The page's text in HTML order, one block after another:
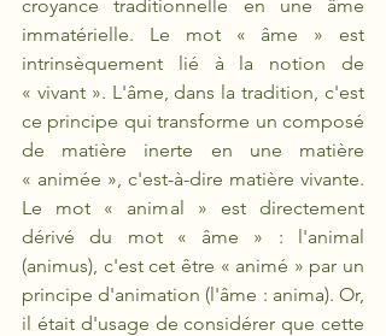
croyance traditionnelle en une âme
immatérielle. Le mot «
âme » est
intrinsèquement lié à la notion de
« vivant ». L'âme, dans la tradition, c'est
ce principe qui transforme un composé
de matière inerte en une matière
« animée », c'est-à-dire matière vivante.
Le mot « animal » est directement
dérivé du mot « âme » : l'animal
(animus), c'est cet être « animé » par un
principe d'animation (l'âme : anima). Or,
il était d'usage de considérer que cette